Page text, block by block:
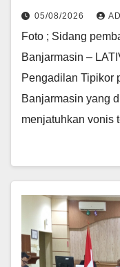
05/08/2026
Foto ; Sidang
Banjarmasin –
Pengadilan Tipikor
Banjarmasin yang
menjatuhkan vonis